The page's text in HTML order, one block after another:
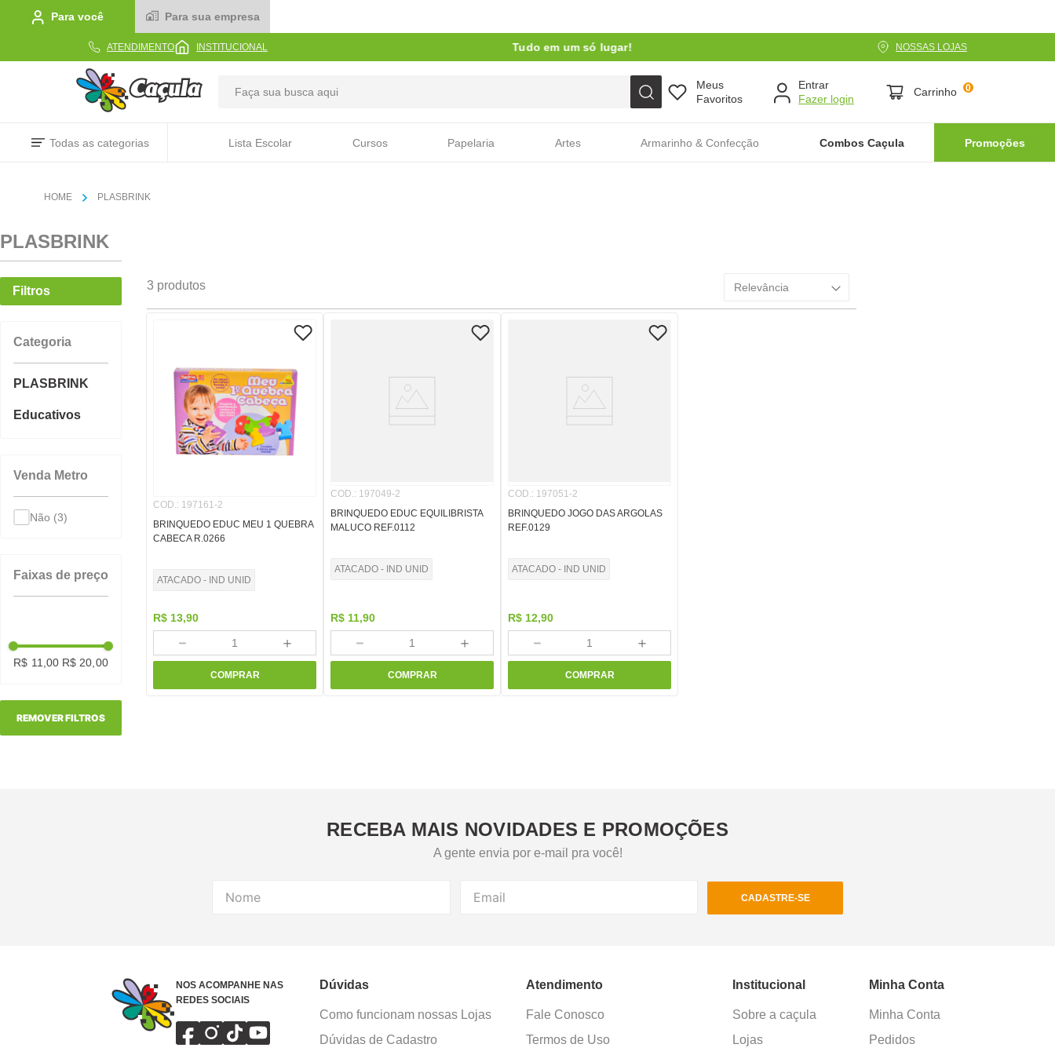
Para você Para sua empresa
ATENDIMENTO INSTITUCIONAL Tudo em um só lugar! NOSSAS LOJAS
Meus
Favoritos
Entrar
Carrinho 0
Todas as categorias Lista Escolar Cursos Papelaria Artes Armarinho & Confecção Combos Caçula Promoções
PLASBRINK
PLASBRINK
Filtros
Categoria
PLASBRINK
Educativos
Venda Metro
Não (3)
Faixas de preço
R$ 11,00 R$ 20,00
REMOVER FILTROS
3 produtos Relevância
COD.: 197161-2
BRINQUEDO EDUC MEU 1 QUEBRA
CABECA R.0266
ATACADO - IND UNID
R$ 13,90
＋
－
COMPRAR
COD.: 197049-2
BRINQUEDO EDUC EQUILIBRISTA
MALUCO REF.0112
ATACADO - IND UNID
R$ 11,90
＋
－
COMPRAR
COD.: 197051-2
BRINQUEDO JOGO DAS ARGOLAS
REF.0129
ATACADO - IND UNID
R$ 12,90
＋
－
COMPRAR
RECEBA MAIS NOVIDADES E PROMOÇÕES
A gente envia por e-mail pra você!
CADASTRE-SE
NOS ACOMPANHE NAS
REDES SOCIAIS
Dúvidas
Como funcionam nossas Lojas
Dúvidas de Cadastro
Atendimento
Fale Conosco
Termos de Uso
Institucional
Sobre a caçula
Lojas
Minha Conta
Minha Conta
Pedidos
TERMOS MAIS BUSCADOS
barbante
fita